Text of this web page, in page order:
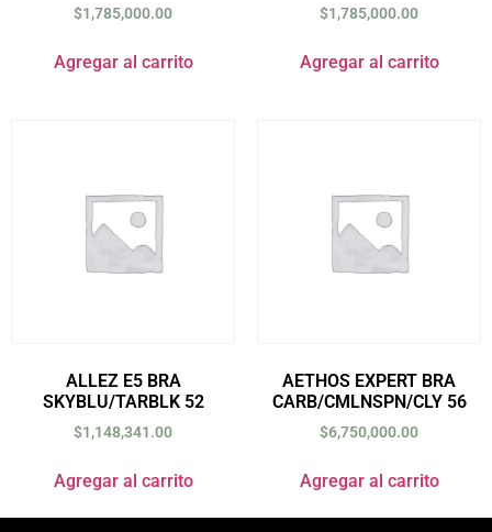
$1,785,000.00
Agregar al carrito
$1,785,000.00
Agregar al carrito
ALLEZ E5 BRA
SKYBLU/TARBLK 52
$1,148,341.00
Agregar al carrito
AETHOS EXPERT BRA
CARB/CMLNSPN/CLY 56
$6,750,000.00
Agregar al carrito